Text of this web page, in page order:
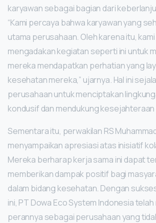
karyawan sebagai bagian dari
“Kami percaya bahwa karyawan yang
utama perusahaan. Oleh karena itu,
mengadakan kegiatan seperti ini untuk
mereka mendapatkan perhatian yang
kesehatan mereka,” ujarnya. Hal ini
perusahaan untuk menciptakan
kondusif dan mendukung
Sementara itu, perwakilan RS
menyampaikan apresiasi atas inisiatif
Mereka berharap kerja sama ini dapat
memberikan dampak positif bagi
dalam bidang kesehatan. Dengan
ini, PT Dowa Eco System Indonesia
perannya sebagai perusahaan yang